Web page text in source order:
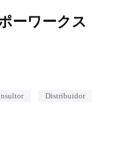
ーワークス
Distribuidor